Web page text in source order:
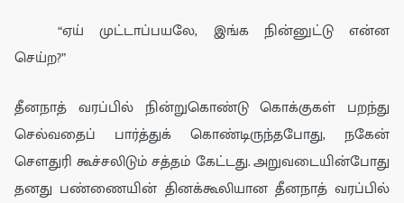
“ஏய்முட்டாப்பயலே, இங்க நின்னுட்டுஎன்ன
செய்ற?”
தீனநாத் வரப்பில் நின்றுகொண்டு கொக்குகள் பறந்து
செல்வதைப் பார்த்துக் கொண்டிருந்தபோது, ​​நகேன்
சௌதுரி கூச்சலிடும்சத்தம் கேட்டது.அறுவடையின்போது
தனது பண்ணையின் தினக்கூலியான தீனநாத்வரப்பில்